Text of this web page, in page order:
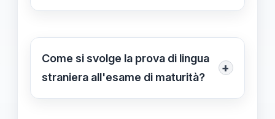
L'esame di maturità al liceo linguistico
lingue straniere studiate, matematica,
storia, filosofia e una materia a scelta,
Come si svolge la prova di lingua
straniera all'esame di maturità?
+
La prova di lingua straniera può